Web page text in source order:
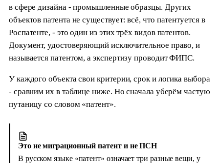
в сфере дизайна - промышленные образцы. Других
объектов патента не существует: всё, что патентуется в
Роспатенте, - это один из этих трёх видов патентов.
Документ, удостоверяющий исключительное право, и
называется патентом, а экспертизу проводит ФИПС.
У каждого объекта свои критерии, срок и логика выбора
- сравним их в таблице ниже. Но сначала уберём частую
путаницу со словом «патент».
Это не миграционный патент и не ПСН
В русском языке «патент» означает три разные вещи, у